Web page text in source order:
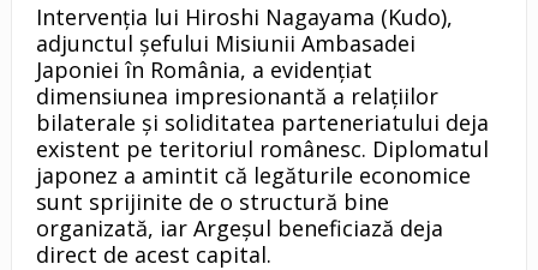
Intervenția lui Hiroshi Nagayama (Kudo),
adjunctul șefului Misiunii Ambasadei
Japoniei în România, a evidențiat
dimensiunea impresionantă a relațiilor
bilaterale și soliditatea parteneriatului deja
existent pe teritoriul românesc. Diplomatul
japonez a amintit că legăturile economice
sunt sprijinite de o structură bine
organizată, iar Argeșul beneficiază deja
direct de acest capital.